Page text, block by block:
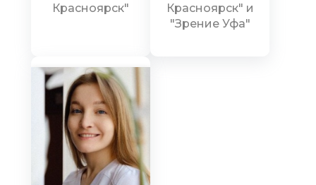
Красноярск"
Красноярск" и
"Зрение Уфа"